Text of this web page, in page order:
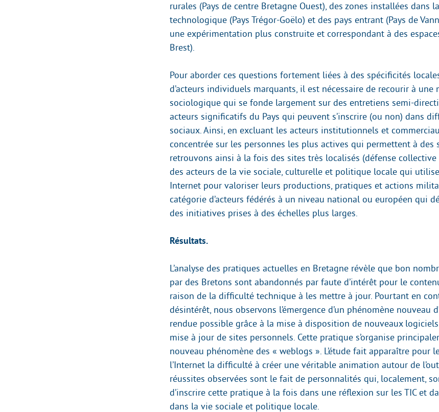
rurales (Pays de centre Bretagne Ouest), des zones installées dans
technologique (Pays Trégor-Goëlo) et des pays entrant (Pays de
une expérimentation plus construite et correspondant à des
Brest).
Pour aborder ces questions fortement liées à des spécificités
d’acteurs individuels marquants, il est nécessaire de recourir à une
sociologique qui se fonde largement sur des entretiens semi-
acteurs significatifs du Pays qui peuvent s’inscrire (ou non) dans
sociaux. Ainsi, en excluant les acteurs institutionnels et
concentrée sur les personnes les plus actives qui permettent à des
retrouvons ainsi à la fois des sites très localisés (défense collective
des acteurs de la vie sociale, culturelle et politique locale qui
Internet pour valoriser leurs productions, pratiques et actions
catégorie d’acteurs fédérés à un niveau national ou européen qui
des initiatives prises à des échelles plus larges.
Résultats.
L’analyse des pratiques actuelles en Bretagne révèle que bon
par des Bretons sont abandonnés par faute d’intérêt pour le
raison de la difficulté technique à les mettre à jour. Pourtant en
désintérêt, nous observons l’émergence d’un phénomène nouveau
rendue possible grâce à la mise à disposition de nouveaux
mise à jour de sites personnels. Cette pratique s’organise
nouveau phénomène des « weblogs ». L’étude fait apparaître pour
l’Internet la difficulté à créer une véritable animation autour de
réussites observées sont le fait de personnalités qui, localement,
d’inscrire cette pratique à la fois dans une réflexion sur les TIC et
dans la vie sociale et politique locale.